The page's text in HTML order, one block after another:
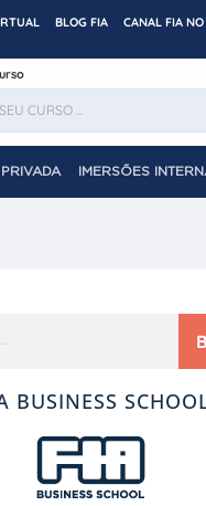
BLOG FIA CANAL FIA
IMERSÕES
BUSINESS